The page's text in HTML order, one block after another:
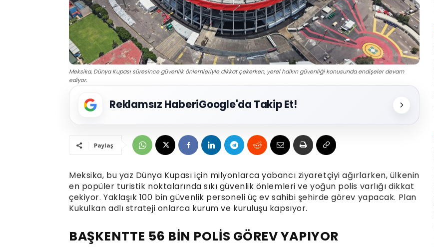
Meksika, Dünya Kupası süresince güvenlik önlemleriyle dikkat çekerken, yerel halkın güvenliği konusunda endişeler devam
ediyor.
Reklamsız HaberiGoogle'da Takip Et!
Paylaş
Meksika, bu yaz Dünya Kupası için milyonlarca yabancı ziyaretçiyi ağırlarken, ülkenin
en popüler turistik noktalarında sıkı güvenlik önlemleri ve yoğun polis varlığı dikkat
çekiyor. Yaklaşık 100 bin güvenlik personeli üç ev sahibi şehirde görev yapacak. Plan
Kukulkan adlı strateji onlarca kurum ve kuruluşu kapsıyor.
BAŞKENTTE 56 BİN POLİS GÖREV YAPIYOR